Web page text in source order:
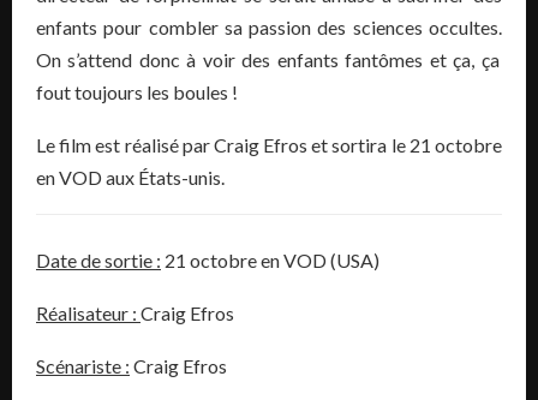
enfants pour combler sa passion des sciences occultes.
On s’attend donc à voir des enfants fantômes et ça, ça
fout toujours les boules !
Le film est réalisé par Craig Efros et sortira le 21 octobre
en VOD aux États-unis.
Date de sortie : 21 octobre en VOD (USA)
Réalisateur : Craig Efros
Scénariste : Craig Efros